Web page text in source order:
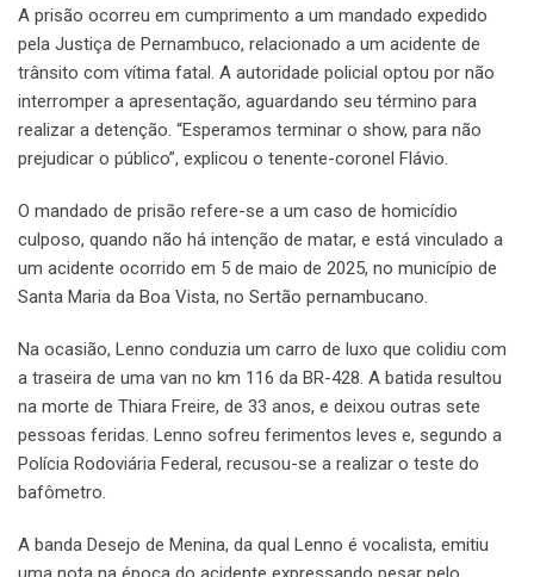
A prisão ocorreu em cumprimento a um mandado expedido
pela Justiça de Pernambuco, relacionado a um acidente de
trânsito com vítima fatal. A autoridade policial optou por não
interromper a apresentação, aguardando seu término para
realizar a detenção. “Esperamos terminar o show, para não
prejudicar o público”, explicou o tenente-coronel Flávio.
O mandado de prisão refere-se a um caso de homicídio
culposo, quando não há intenção de matar, e está vinculado a
um acidente ocorrido em 5 de maio de 2025, no município de
Santa Maria da Boa Vista, no Sertão pernambucano.
Na ocasião, Lenno conduzia um carro de luxo que colidiu com
a traseira de uma van no km 116 da BR-428. A batida resultou
na morte de Thiara Freire, de 33 anos, e deixou outras sete
pessoas feridas. Lenno sofreu ferimentos leves e, segundo a
Polícia Rodoviária Federal, recusou-se a realizar o teste do
bafômetro.
A banda Desejo de Menina, da qual Lenno é vocalista, emitiu